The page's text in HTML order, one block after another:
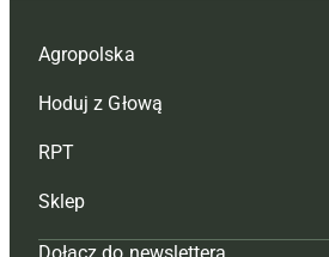
Agropolska
Redakcja
Reklama
Tagi
Hoduj z Głową
Hoduj z głową bydło
Hoduj z głową świnie
RPT
Redakcja
Sklep